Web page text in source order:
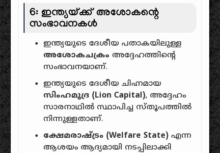
6: ഇന്ത്യയ്ക്ക് അശോകന്റെ
സംഭാവനകൾ
ഇന്ത്യയുടെ ദേശീയ പതാകയിലുള്ള
അശോകചക്രം അദ്ദേഹത്തിന്റെ
സംഭാവനയാണ്.
ഇന്ത്യയുടെ ദേശീയ ചിഹ്നമായ
സിംഹമുദ്ര (Lion Capital), അദ്ദേഹം
സാരനാഥിൽ സ്ഥാപിച്ച സ്തൂപത്തിൽ
നിന്നുള്ളതാണ്.
ക്ഷേമരാഷ്ട്രം (Welfare State) എന്ന
ആശയം ആദ്യമായി നടപ്പിലാക്കി